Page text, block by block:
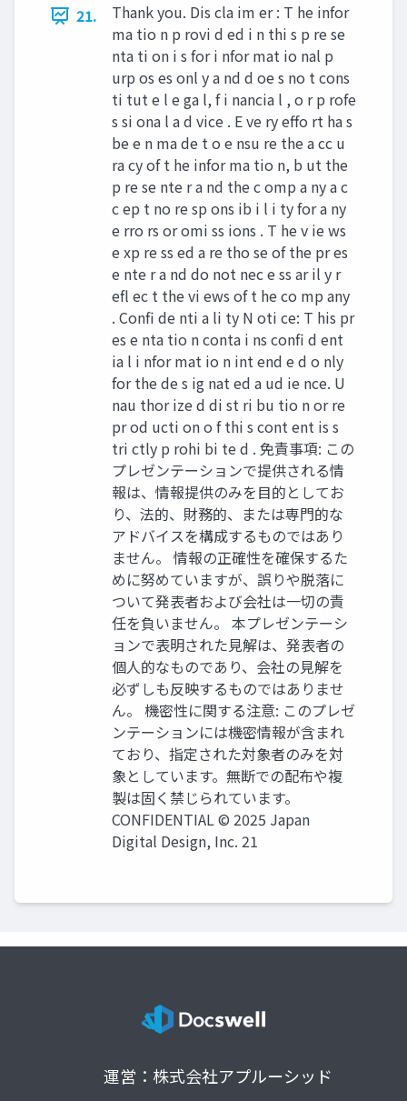
21.
Thank you. Dis cla im er : T he infor
ma tio n p rovi d ed i n thi s p re se
nta ti on i s for i nfor mat io nal p
urp os es onl y a nd d oe s no t cons
ti tut e l e ga l, f i nancia l , o r p rofe
s si ona l a d vice . E ve ry effo rt ha s
be e n ma de t o e nsu re the a cc u
ra cy of t he infor ma tio n, b ut the
p re se nte r a nd the c omp a ny a c
c ep t no re sp ons ib i l i ty for a ny
e rro rs or omi ss ions . T he v ie ws
e xp re ss ed a re tho se of the pr es
e nte r a nd do not nec e ss ar il y r
efl ec t the vi ews of t he co mp any
. Confi de nti a li ty N oti ce: T his pr
es e nta tio n conta i ns confi d ent
ia l i nfor mat io n int end e d o nly
for the de s ig nat ed a ud ie nce. U
nau thor ize d di st ri bu tio n or re
pr od ucti on o f thi s cont ent is s
tri ctly p rohi bi te d . 免責事項: この
プレゼンテーションで提供される情
報は、情報提供のみを目的としてお
り、法的、財務的、または専門的な
アドバイスを構成するものではあり
ません。 情報の正確性を確保するた
めに努めていますが、誤りや脱落に
ついて発表者および会社は一切の責
任を負いません。 本プレゼンテーシ
ョンで表明された見解は、発表者の
個人的なものであり、会社の見解を
必ずしも反映するものではありませ
ん。 機密性に関する注意: このプレゼ
ンテーションには機密情報が含まれ
ており、指定された対象者のみを対
象としています。無断での配布や複
製は固く禁じられています。
CONFIDENTIAL © 2025 Japan
Digital Design, Inc. 21
運営：株式会社アプルーシッド